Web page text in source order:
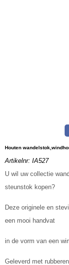
Houten
Artikelnr: IA527
U wil uw collectie
steunstok kopen?
Deze originele en
een mooi handvat
in de vorm van een
Geleverd met